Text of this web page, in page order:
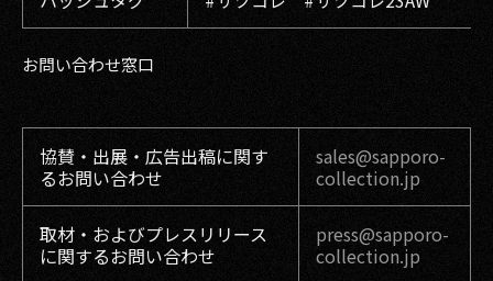
お問い合わせ窓口
協賛・出展・広告出稿に関す
るお問い合わせ
sales@sapporo-
collection.jp
取材・およびプレスリリース
に関するお問い合わせ
press@sapporo-
collection.jp